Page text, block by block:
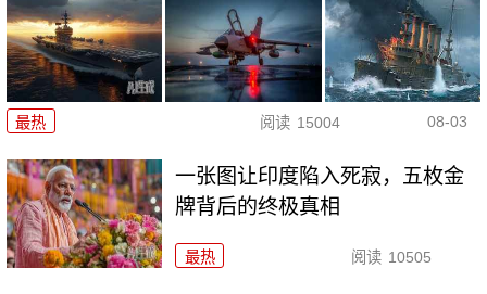
最热 阅读 15004 08-03
一张图让印度陷入死寂，五枚金
牌背后的终极真相
最热 阅读 10505